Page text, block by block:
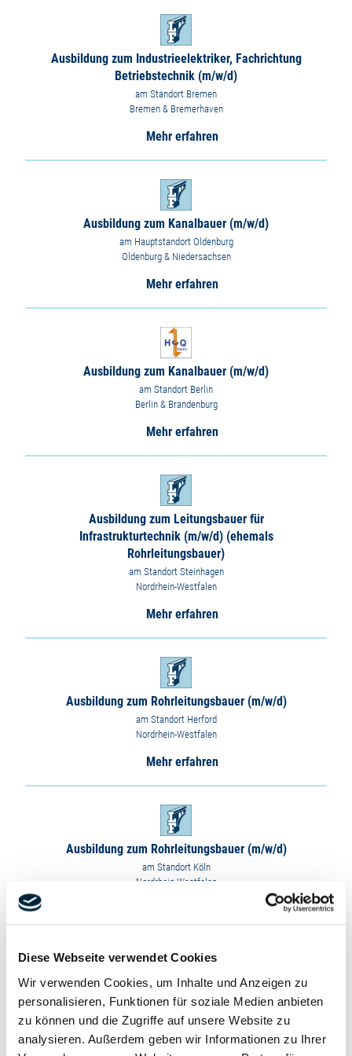
Diese Webseite verwendet Cookies
Wir verwenden Cookies, um Inhalte und Anzeigen zu
personalisieren, Funktionen für soziale Medien anbieten
zu können und die Zugriffe auf unsere Website zu
analysieren. Außerdem geben wir Informationen zu Ihrer
Ausbildung zum Industrieelektriker, Fachrichtung
Betriebstechnik (m/w/d)
am Standort Bremen
Bremen & Bremerhaven
Mehr erfahren
Ausbildung zum Kanalbauer (m/w/d)
am Hauptstandort Oldenburg
Oldenburg & Niedersachsen
Mehr erfahren
Ausbildung zum Kanalbauer (m/w/d)
am Standort Berlin
Berlin & Brandenburg
Mehr erfahren
Ausbildung zum Leitungsbauer für
Infrastrukturtechnik (m/w/d) (ehemals
Rohrleitungsbauer)
am Standort Steinhagen
Nordrhein-Westfalen
Mehr erfahren
Ausbildung zum Rohrleitungsbauer (m/w/d)
am Standort Herford
Nordrhein-Westfalen
Mehr erfahren
Ausbildung zum Rohrleitungsbauer (m/w/d)
am Standort Köln
Nordrhein-Westfalen
Ausbildung zum Rohrleitungsbauer (m/w/d)
am Standort Wildau und Berlin (PLZ 13629)
Berlin & Brandenburg